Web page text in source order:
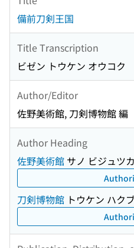
備前刀剣王国
Title Transcription
ビゼン トウケン オウコク
Author/Editor
佐野美術館, 刀剣博物館 編
Author Heading
佐野美術館 サノ ビジュツ
刀剣博物館 トウケン ハク